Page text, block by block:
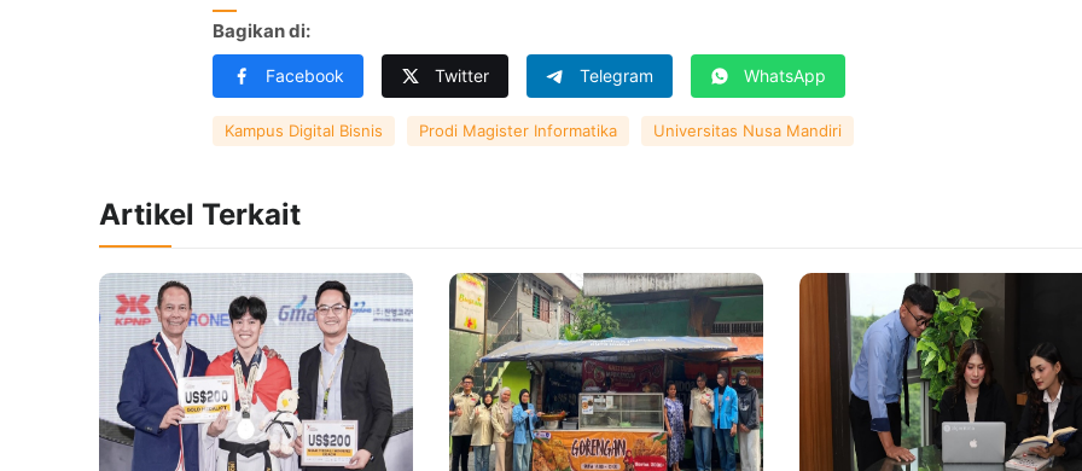
Bagikan di:
Facebook Twitter Telegram WhatsApp
Kampus Digital Bisnis Prodi Magister Informatika Universitas Nusa Mandiri
Artikel Terkait